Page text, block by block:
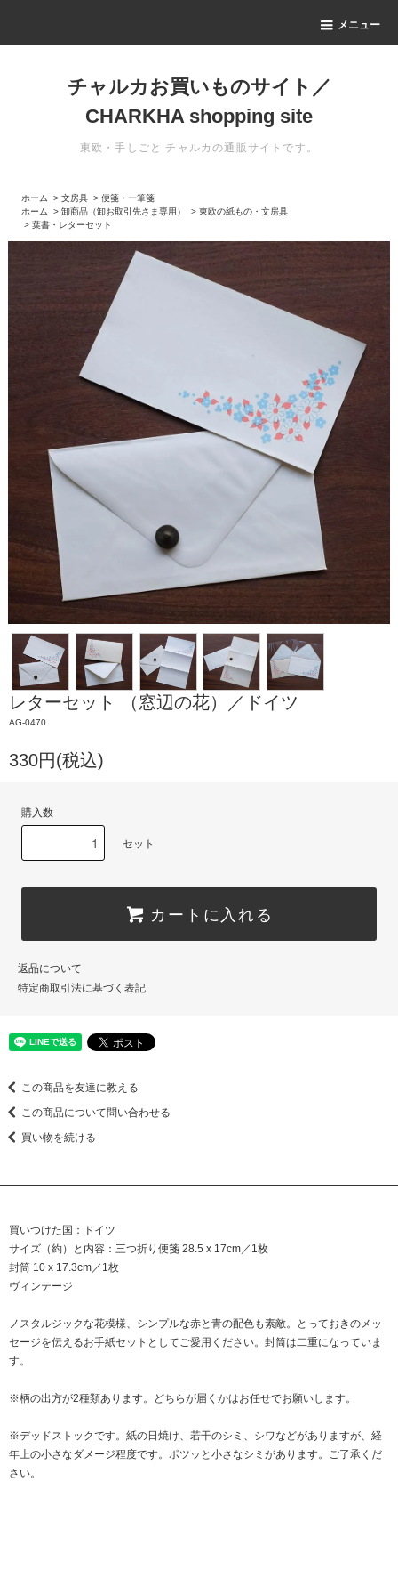
メニュー
チャルカお買いものサイト／
CHARKHA shopping site
東欧・手しごと チャルカの通販サイトです。
ホーム >文房具 >便箋・一筆箋
ホーム
>卸商品（卸お取引先さま専用） >東欧の紙もの・文房具
>葉書・レターセット
レターセット （窓辺の花）／ドイツ
AG-0470
330円(税込)
購入数
セット
カートに入れる
返品について
特定商取引法に基づく表記
この商品を友達に教える
この商品について問い合わせる
買い物を続ける
買いつけた国：ドイツ
サイズ（約）と内容：三つ折り便箋 28.5 x 17cm／1枚
封筒 10 x 17.3cm／1枚
ヴィンテージ
ノスタルジックな花模様、シンプルな赤と青の配色も素敵。とっておきのメッ
セージを伝えるお手紙セットとしてご愛用ください。封筒は二重になっていま
す。
※柄の出方が2種類あります。どちらが届くかはお任せでお願いします。
※デッドストックです。紙の日焼け、若干のシミ、シワなどがありますが、経
年上の小さなダメージ程度です。ポツッと小さなシミがあります。ご了承くだ
さい。